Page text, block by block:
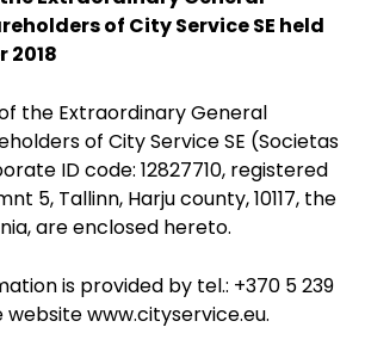
of City Service SE held
2018
the Extraordinary General
of City Service SE (Societas
ID code: 12827710, registered
5, Tallinn, Harju county, 10117, the
are enclosed hereto.
is provided by tel.: +370 5 239
www.cityservice.eu.